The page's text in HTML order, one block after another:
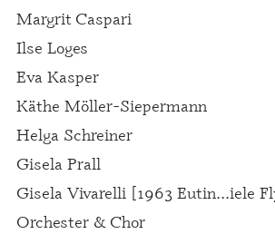
Margrit Caspari
Ilse Loges
Eva Kasper
Käthe Möller-Siepermann
Helga Schreiner
Gisela Prall
Gisela Vivarelli [1963 Eutin...iele
Orchester & Chor